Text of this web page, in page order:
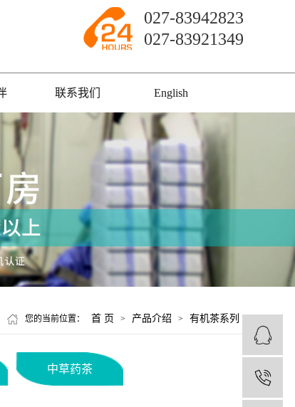
027-83942823
027-83921349
联系我们 English
您的当前位置： 首 页 > 产品介绍 > 有机茶系列
中草药茶